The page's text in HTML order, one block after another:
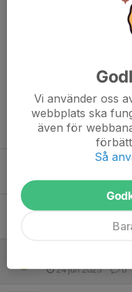
Tidigare nyheter
Träningstider
27 mar, 13:55
0
24 jun 2025 0
Vi använder oss
webbplats ska
även för
Så